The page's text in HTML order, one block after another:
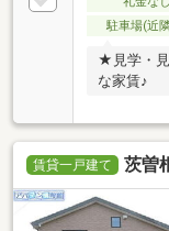
駐車場(近
★見学・
な家賃♪
賃貸一戸建て 茨曽